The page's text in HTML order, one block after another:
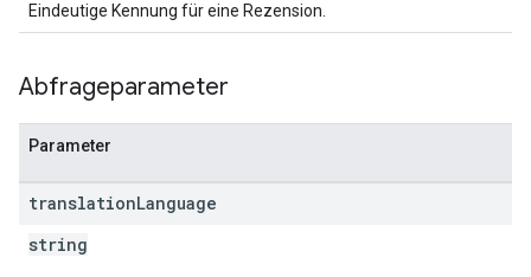
Eindeutige Kennung für eine Rezension.
Abfrageparameter
Parameter
translationLanguage
string